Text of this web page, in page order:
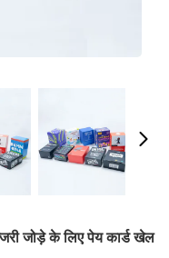
जोड़े के लिए पेय कार्ड खेल